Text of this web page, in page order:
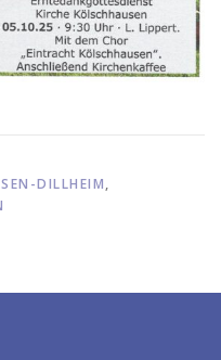
DILLHEIM,